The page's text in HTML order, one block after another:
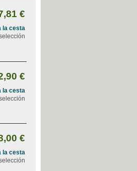
€
la cesta
€
la cesta
€
la cesta